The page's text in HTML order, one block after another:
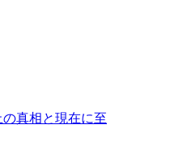
真相と現在に至